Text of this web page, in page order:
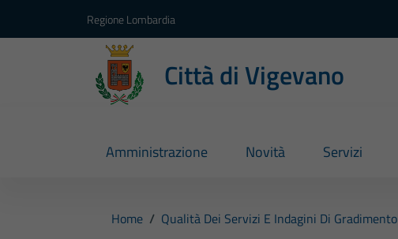
Regione Lombardia
Città di Vigevano
Amministrazione Novità Servizi
Home / Qualità Dei Servizi E Indagini Di Gradimento